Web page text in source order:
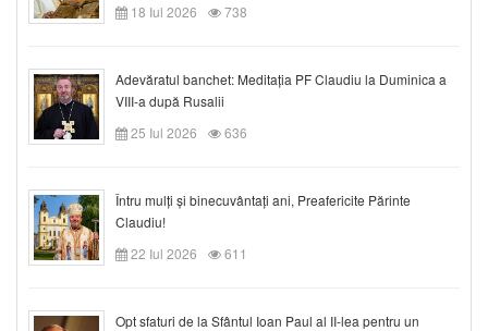
18 Iul 2026
738
Adevăratul banchet: Meditația PF Claudiu la Duminica a
VIII-a după Rusalii
25 Iul 2026
636
Întru mulți și binecuvântați ani, Preafericite Părinte
Claudiu!
22 Iul 2026
611
Opt sfaturi de la Sfântul Ioan Paul al II-lea pentru un